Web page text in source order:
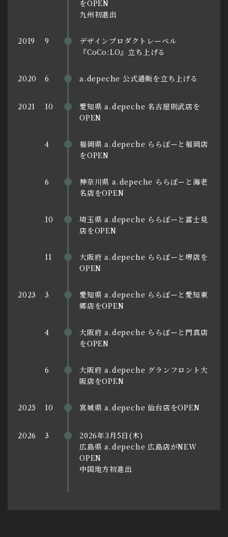
をOPEN
九州初進出
2019 9
デザインプロダクトレーベル
『CoCo:LO』立ち上げる
2020 6 a.depeche 公式通販を立ち上げる
2021 10
愛知県 a.depeche 名古屋則武店を
OPEN
4
福岡県 a.depeche ららぽーと福岡店
をOPEN
6
神奈川県 a.depeche ららぽーと海老
名店をOPEN
10
埼玉県 a.depeche ららぽーと富士見
店をOPEN
11
大阪府 a.depeche ららぽーと堺店を
OPEN
2023 3
愛知県 a.depeche ららぽーと愛知東
郷店をOPEN
4
大阪府 a.depeche ららぽーと門真店
をOPEN
6
大阪府 a.depeche グランフロント大
阪店をOPEN
2025 10 宮城県 a.depeche 仙台店をOPEN
2026 3
2026年3月5日(木)
広島県 a.depeche 広島店がNEW
OPEN
中国地方初進出